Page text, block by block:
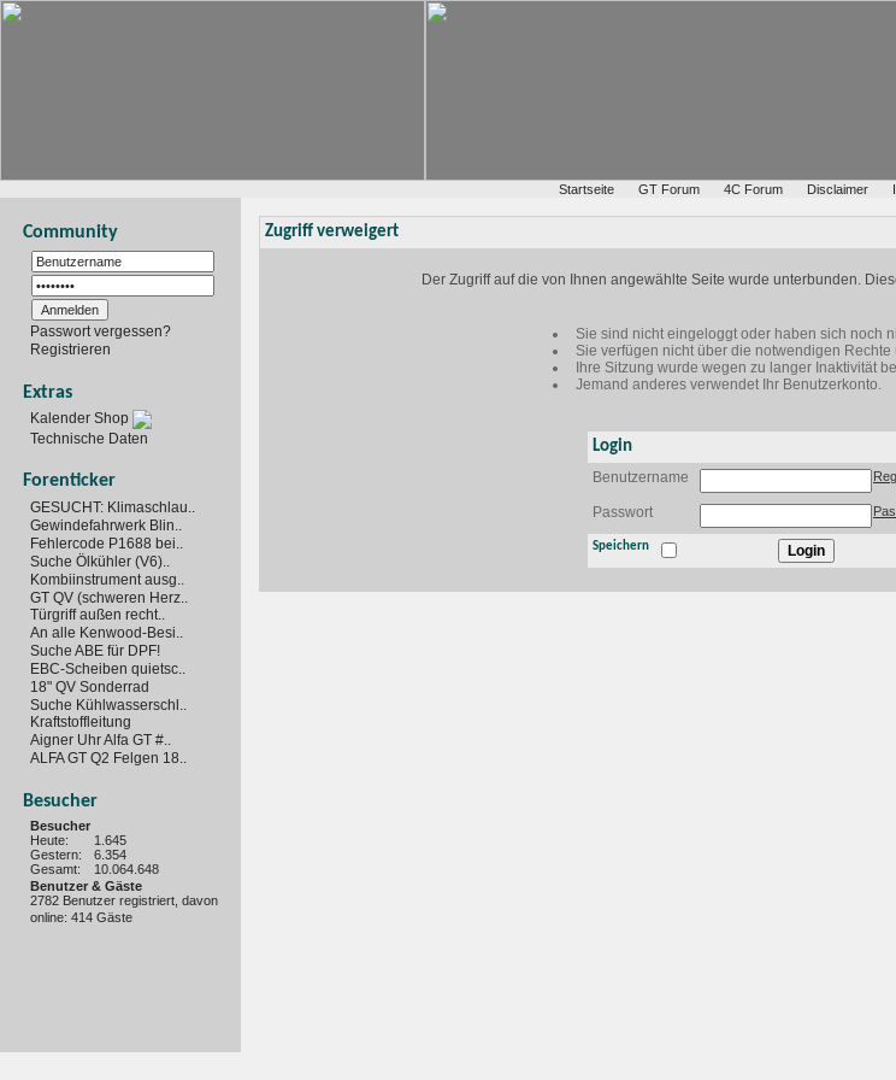
Startseite GT Forum 4C Forum Disclaimer
Community
Passwort vergessen?
Registrieren
Extras
Kalender Shop
Technische Daten
Forenticker
GESUCHT: Klimaschlau..
Gewindefahrwerk Blin..
Fehlercode P1688 bei..
Suche Ölkühler (V6)..
Kombiinstrument ausg..
GT QV (schweren Herz..
Türgriff außen recht..
An alle Kenwood-Besi..
Suche ABE für DPF!
EBC-Scheiben quietsc..
18" QV Sonderrad
Suche Kühlwasserschl..
Kraftstoffleitung
Aigner Uhr Alfa GT #..
ALFA GT Q2 Felgen 18..
Besucher
Besucher
Heute:
1.645
Gestern:
6.354
Gesamt:
10.064.648
Benutzer & Gäste
2782 Benutzer registriert, davon
online: 414 Gäste
Zugriff verweigert
Der Zugriff auf die von Ihnen angewählte Seite wurde unterbunden.
Sie sind nicht eingeloggt oder haben sich noch
Sie verfügen nicht über die notwendigen
Ihre Sitzung wurde wegen zu langer Inaktivität
Jemand anderes verwendet Ihr Benutzerkonto.
Login
Benutzername
Passwort
Speichern